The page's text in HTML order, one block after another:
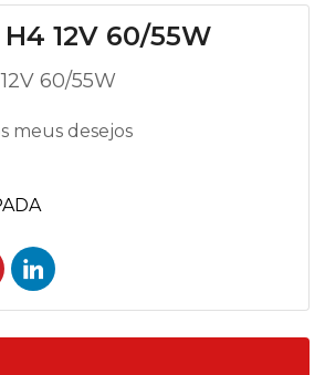
12V 60/55W
60/55W
meus desejos